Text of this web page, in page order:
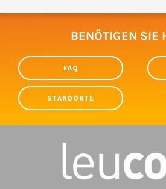
BENÖTIGEN SIE
FAQ
STANDORTE